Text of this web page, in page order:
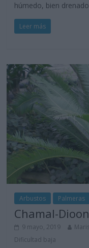
húmedo, bien
Leer más
Arbustos Palmeras
Chamal-
9 mayo, 2019
Dificultad baja